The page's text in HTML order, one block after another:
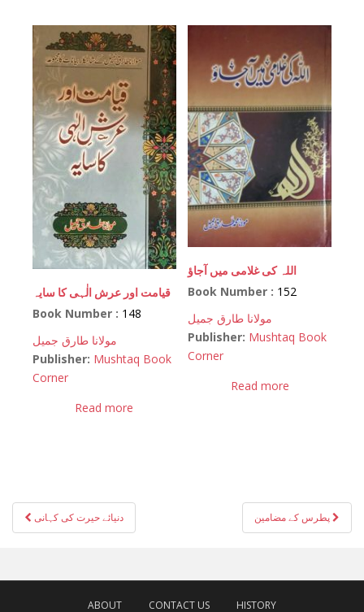
قیامت اور عرش الٰہی کا سایہ
Book Number : 148
مولانا طارق جمیل
Publisher: Mushtaq Book
Corner
Read more
اللہ کی غلامی میں آجاؤ
Book Number : 152
مولانا طارق جمیل
Publisher: Mushtaq Book
Corner
Read more
Post
navigation
دنیائے حیرت کی کہانی
ABOUT CONTACT US HISTORY